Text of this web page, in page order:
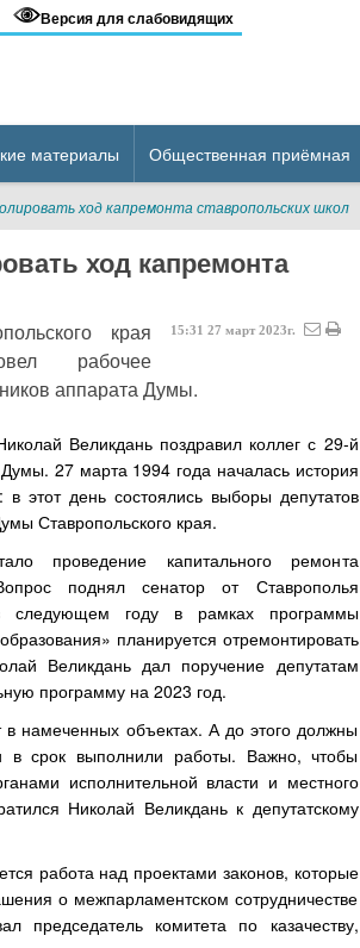
Версия для слабовидящих
материалы Общественная приёмная
ход капремонта ставропольских школ
ход капремонта
15:31 27 март 2023г.
края
рабочее
аппарата Думы.
Великдань поздравил коллег с 29-й
27 марта 1994 года началась история
в этот день состоялись выборы депутатов
Ставропольского края.
проведение капитального ремонта
поднял сенатор от Ставрополья
году в рамках программы
планируется отремонтировать
Великдань дал поручение депутатам
программу на 2023 год.
намеченных объектах. А до этого должны
в срок выполнили работы. Важно, чтобы
исполнительной власти и местного
Николай Великдань к депутатскому
работа над проектами законов, которые
о межпарламентском сотрудничестве
комитета по казачеству,